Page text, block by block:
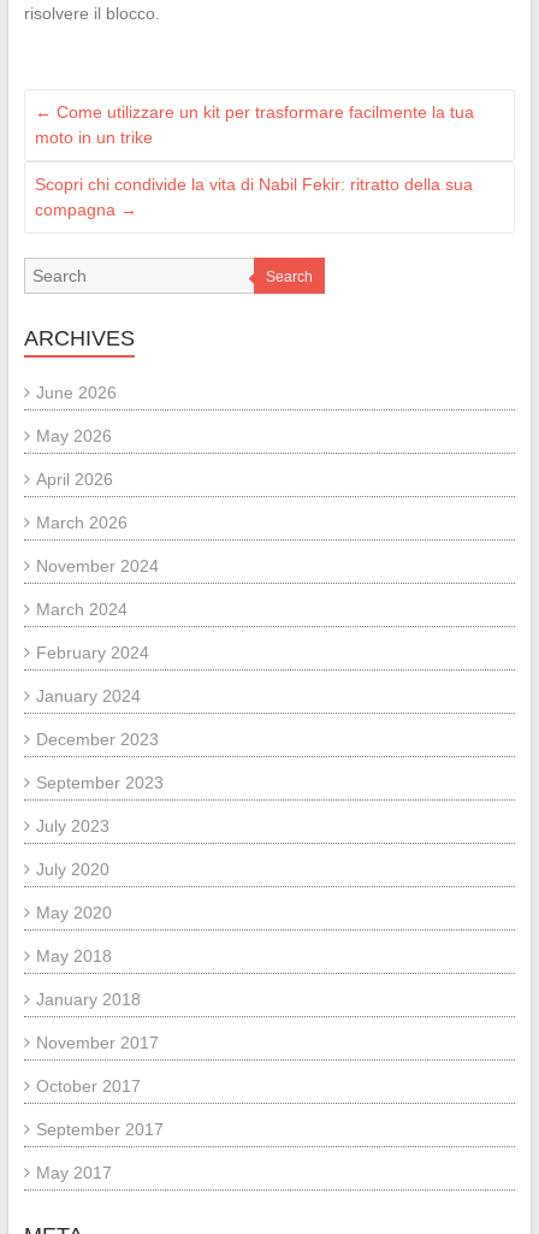
risolvere il blocco.
← Come utilizzare un kit per trasformare facilmente la tua
moto in un trike
Scopri chi condivide la vita di Nabil Fekir: ritratto della sua
compagna →
Search
ARCHIVES
June 2026
May 2026
April 2026
March 2026
November 2024
March 2024
February 2024
January 2024
December 2023
September 2023
July 2023
July 2020
May 2020
May 2018
January 2018
November 2017
October 2017
September 2017
May 2017